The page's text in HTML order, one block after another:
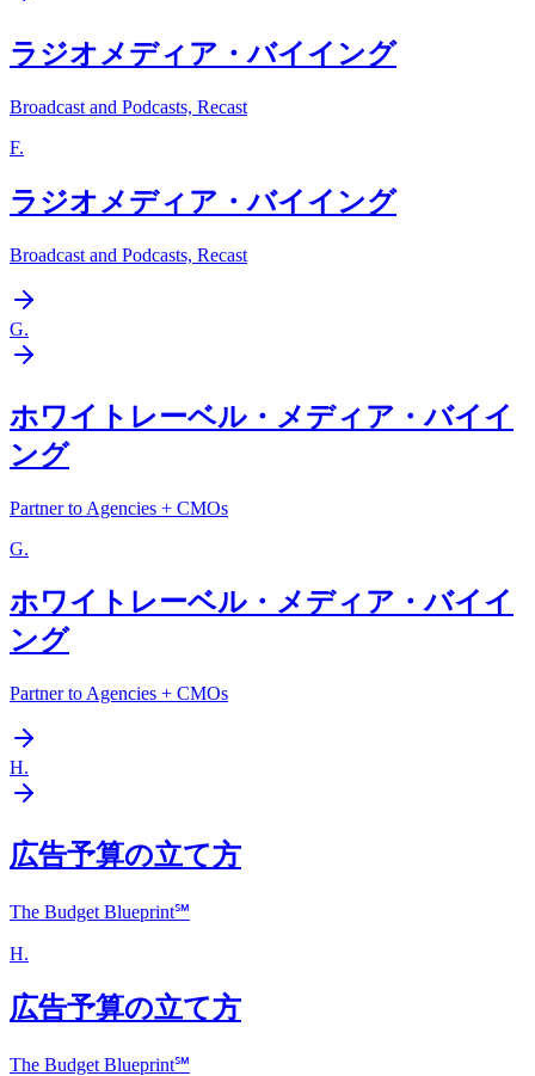
ラジオメディア・バイイング
Broadcast and Podcasts, Recast
F.
ラジオメディア・バイイング
Broadcast and Podcasts, Recast
G.
ホワイトレーベル・メディア・バイイ
ング
Partner to Agencies + CMOs
G.
ホワイトレーベル・メディア・バイイ
ング
Partner to Agencies + CMOs
H.
広告予算の立て方
The Budget Blueprint℠
H.
広告予算の立て方
The Budget Blueprint℠